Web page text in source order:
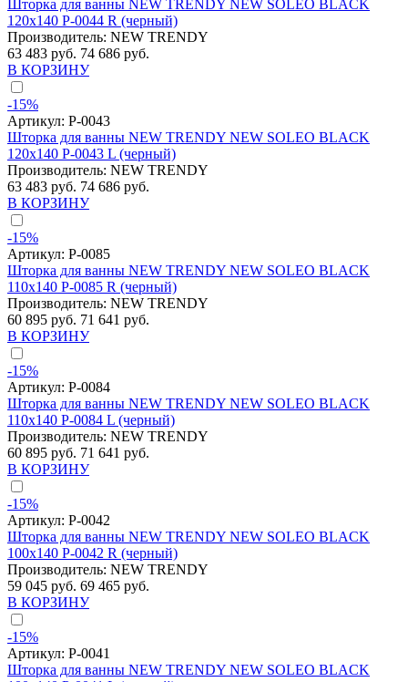
Шторка для ванны NEW TRENDY NEW SOLEO BLACK
120x140 P-0044 R (черный)
Производитель: NEW TRENDY
63 483 руб. 74 686 руб.
В КОРЗИНУ
-15%
Артикул: P-0043
Шторка для ванны NEW TRENDY NEW SOLEO BLACK
120x140 P-0043 L (черный)
Производитель: NEW TRENDY
63 483 руб. 74 686 руб.
В КОРЗИНУ
-15%
Артикул: P-0085
Шторка для ванны NEW TRENDY NEW SOLEO BLACK
110x140 P-0085 R (черный)
Производитель: NEW TRENDY
60 895 руб. 71 641 руб.
В КОРЗИНУ
-15%
Артикул: P-0084
Шторка для ванны NEW TRENDY NEW SOLEO BLACK
110x140 P-0084 L (черный)
Производитель: NEW TRENDY
60 895 руб. 71 641 руб.
В КОРЗИНУ
-15%
Артикул: P-0042
Шторка для ванны NEW TRENDY NEW SOLEO BLACK
100x140 P-0042 R (черный)
Производитель: NEW TRENDY
59 045 руб. 69 465 руб.
В КОРЗИНУ
-15%
Артикул: P-0041
Шторка для ванны NEW TRENDY NEW SOLEO BLACK